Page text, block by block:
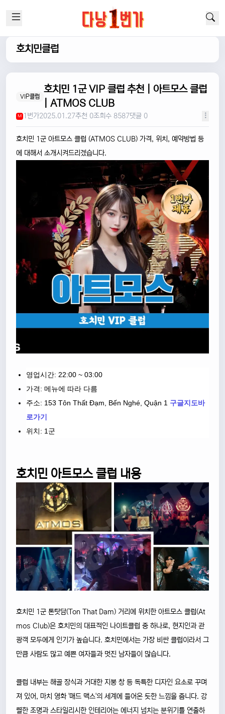
호치민클럽
VIP클럽
호치민 1군 VIP 클럽 추천 | 아트모스 클럽
| ATMOS CLUB
M 1번가2025.01.27추천 0조회수 8587댓글 0
호치민 1군 아트모스 클럽 (ATMOS CLUB) 가격, 위치, 예약방법 등
에 대해서 소개시켜드리겠습니다.
영업시간: 22:00 ~ 03:00
가격: 메뉴에 따라 다름
주소: 153 Tôn Thất Đạm, Bến Nghé, Quận 1 구글지도바
로가기
위치: 1군
호치민 아트모스 클럽 내용
호치민 1군 톤탓담(Ton That Dam) 거리에 위치한 아트모스 클럽(At
mos Club)은 호치민의 대표적인 나이트클럽 중 하나로, 현지인과 관
광객 모두에게 인기가 높습니다. 호치민에서는 가장 비싼 클럽이라서 그
만큼 사람도 많고 예쁜 여자들과 멋진 남자들이 많습니다.
클럽 내부는 해골 장식과 거대한 지붕 창 등 독특한 디자인 요소로 꾸며
져 있어, 마치 영화 '매드 맥스'의 세계에 들어온 듯한 느낌을 줍니다. 강
렬한 조명과 스타일리시한 인테리어는 에너지 넘치는 분위기를 연출하